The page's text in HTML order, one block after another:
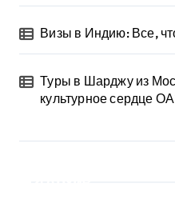
Визы в Индию: Все,
Туры в Шарджу из
культурное сердце